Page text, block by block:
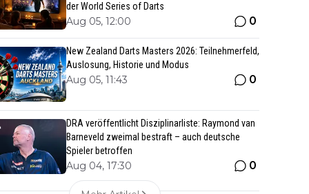
der World Series of Darts
Aug 05, 12:00 0
New Zealand Darts Masters 2026: Teilnehmerfeld,
Auslosung, Historie und Modus
Aug 05, 11:43 0
DRA veröffentlicht Disziplinarliste: Raymond van
Barneveld zweimal bestraft – auch deutsche
Spieler betroffen
Aug 04, 17:30 0